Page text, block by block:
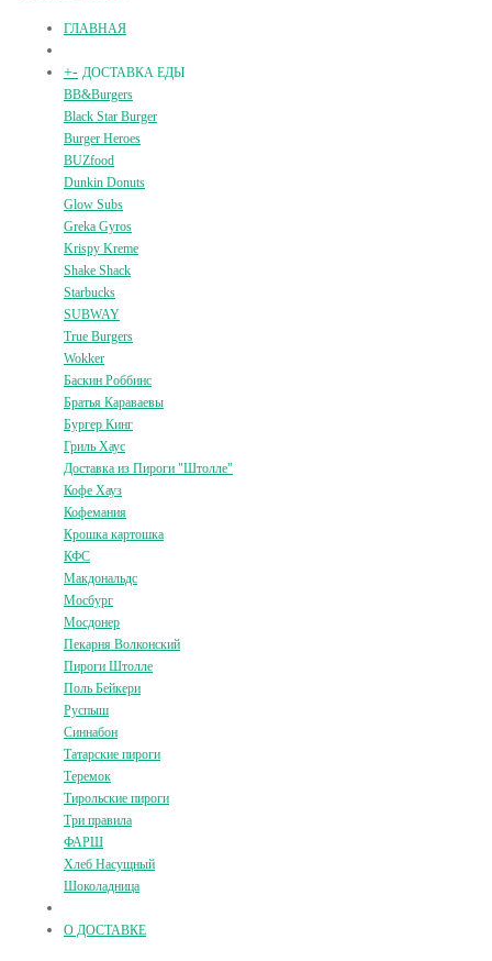
ГЛАВНАЯ
+- ДОСТАВКА ЕДЫ
BB&Burgers
Black Star Burger
Burger Heroes
BUZfood
Dunkin Donuts
Glow Subs
Greka Gyros
Krispy Kreme
Shake Shack
Starbucks
SUBWAY
True Burgers
Wokker
Баскин Роббинс
Братья Караваевы
Бургер Кинг
Гриль Хаус
Доставка из Пироги "Штолле"
Кофе Хауз
Кофемания
Крошка картошка
КФС
Макдональдс
Мосбург
Мосдонер
Пекарня Волконский
Пироги Штолле
Поль Бейкери
Руспыш
Синнабон
Татарские пироги
Теремок
Тирольские пироги
Три правила
ФАРШ
Хлеб Насущный
Шоколадница
О ДОСТАВКЕ